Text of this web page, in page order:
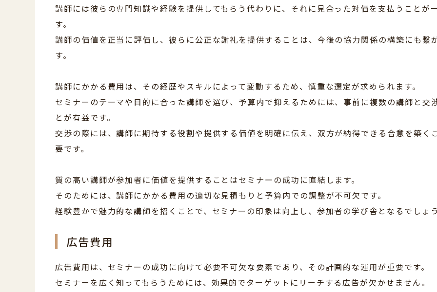
講師には彼らの専門知識や経験を提供してもらう代わりに、それに見合った対価を支払うことが
す。
講師の価値を正当に評価し、彼らに公正な謝礼を提供することは、今後の協力関係の構築にも繋
す。
講師にかかる費用は、その経歴やスキルによって変動するため、慎重な選定が求められます。
セミナーのテーマや目的に合った講師を選び、予算内で抑えるためには、事前に複数の講師と交
とが有益です。
交渉の際には、講師に期待する役割や提供する価値を明確に伝え、双方が納得できる合意を築く
要です。
質の高い講師が参加者に価値を提供することはセミナーの成功に直結します。
そのためには、講師にかかる費用の適切な見積もりと予算内での調整が不可欠です。
経験豊かで魅力的な講師を招くことで、セミナーの印象は向上し、参加者の学び舎となるでしょ
広告費用
広告費用は、セミナーの成功に向けて必要不可欠な要素であり、その計画的な運用が重要です。
セミナーを広く知ってもらうためには、効果的でターゲットにリーチする広告が欠かせません。